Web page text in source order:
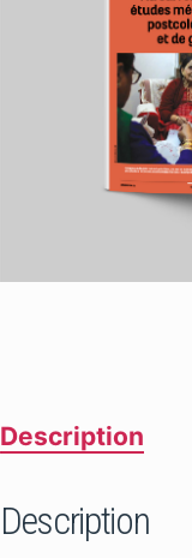
Description
Description